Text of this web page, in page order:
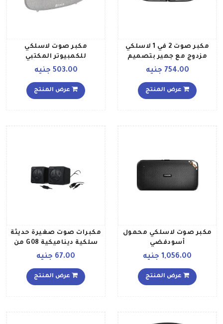
مكبر صوت 2 في 1 لاسلكي
مزدوج مع جهير بتصميم
صغير أسودفضي
754.00 جنيه
عرض المنتج
مكبر صوت لاسلكي
للكمبيوتر المكتبي
أصفررمادي
503.00 جنيه
عرض المنتج
مكبر صوت لاسلكي محمول
أسودفضي
1,056.00 جنيه
عرض المنتج
مكبرات صوت صغيرة حديثة
سلكية ديناميكية G08 من
جولدن كينج ، صوت مرن مع
67.00 جنيه
عرض المنتج